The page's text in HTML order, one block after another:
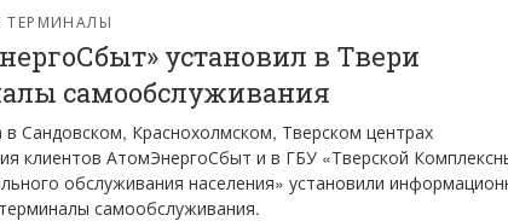
ТЕРМИНАЛЫ
установил в Твери
самообслуживания
в Сандовском, Краснохолмском, Тверском центрах
клиентов АтомЭнергоСбыт и в ГБУ «Тверской
обслуживания населения» установили
самообслуживания.